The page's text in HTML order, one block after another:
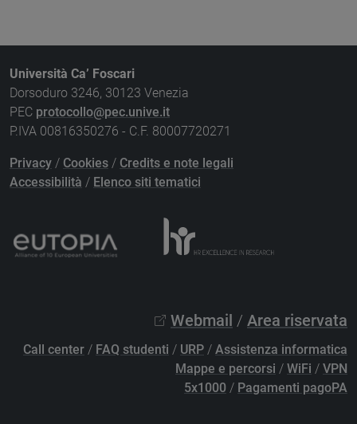
Università Ca’ Foscari
Dorsoduro 3246, 30123 Venezia
PEC protocollo@pec.unive.it
P.IVA 00816350276 - C.F. 80007720271
Privacy / Cookies / Credits e note legali
Accessibilità / Elenco siti tematici
Webmail / Area riservata
Call center / FAQ studenti / URP / Assistenza informatica
Mappe e percorsi / WiFi / VPN
5x1000 / Pagamenti pagoPA